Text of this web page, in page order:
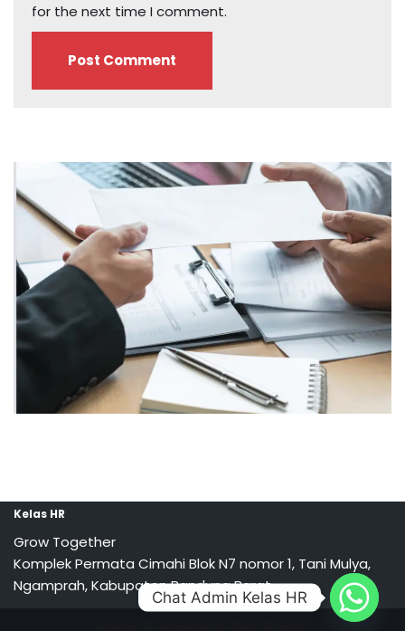
for the next time I comment.
Kelas HR
Grow Together
Komplek Permata Cimahi Blok N7 nomor 1, Tani Mulya,
Ngamprah, Kabupaten Bandung Barat
Chat Admin Kelas HR